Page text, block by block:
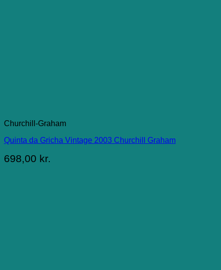
Churchill-Graham
Quinta da Gricha Vintage 2003 Churchill Graham
698,00 kr.